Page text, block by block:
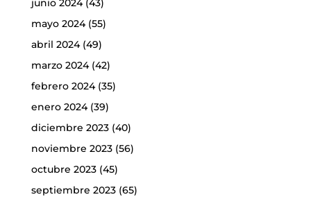
mayo 2024(55)
abril 2024(49)
marzo 2024(42)
febrero 2024(35)
enero 2024(39)
diciembre 2023(40)
noviembre 2023(56)
octubre 2023(45)
septiembre 2023(65)